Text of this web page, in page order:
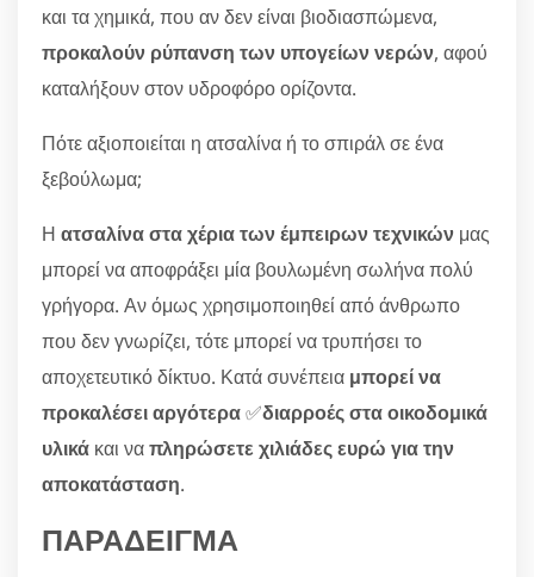
και τα χημικά, που αν δεν είναι βιοδιασπώμενα,
προκαλούν ρύπανση των υπογείων νερών, αφού
καταλήξουν στον υδροφόρο ορίζοντα.
Πότε αξιοποιείται η ατσαλίνα ή το σπιράλ σε ένα
ξεβούλωμα;
Η ατσαλίνα στα χέρια των έμπειρων τεχνικών μας
μπορεί να αποφράξει μία βουλωμένη σωλήνα πολύ
γρήγορα. Αν όμως χρησιμοποιηθεί από άνθρωπο
που δεν γνωρίζει, τότε μπορεί να τρυπήσει το
αποχετευτικό δίκτυο. Κατά συνέπεια μπορεί να
προκαλέσει αργότερα✅διαρροές στα οικοδομικά
υλικά και ναπληρώσετε χιλιάδες ευρώ για την
αποκατάσταση.
ΠΑΡΑΔΕΙΓΜΑ